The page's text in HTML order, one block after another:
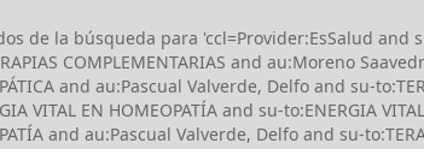
de la búsqueda para 'ccl=Provider:EsSalud and
COMPLEMENTARIAS and au:Moreno
and au:Pascual Valverde, Delfo and su-
VITAL EN HOMEOPATÍA and su-to:ENERGIA
and au:Pascual Valverde, Delfo and su-